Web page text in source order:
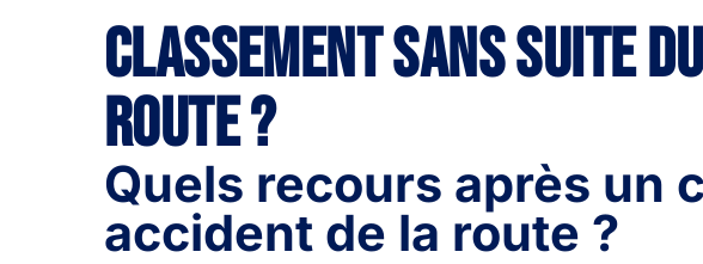
Classement sans suite
route ?
Quels recours après un
accident de la route ?